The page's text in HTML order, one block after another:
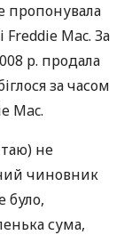
пропонувала
Freddie Mac. За
р. продала
за часом
Mac.
не
чиновник
було,
сума,